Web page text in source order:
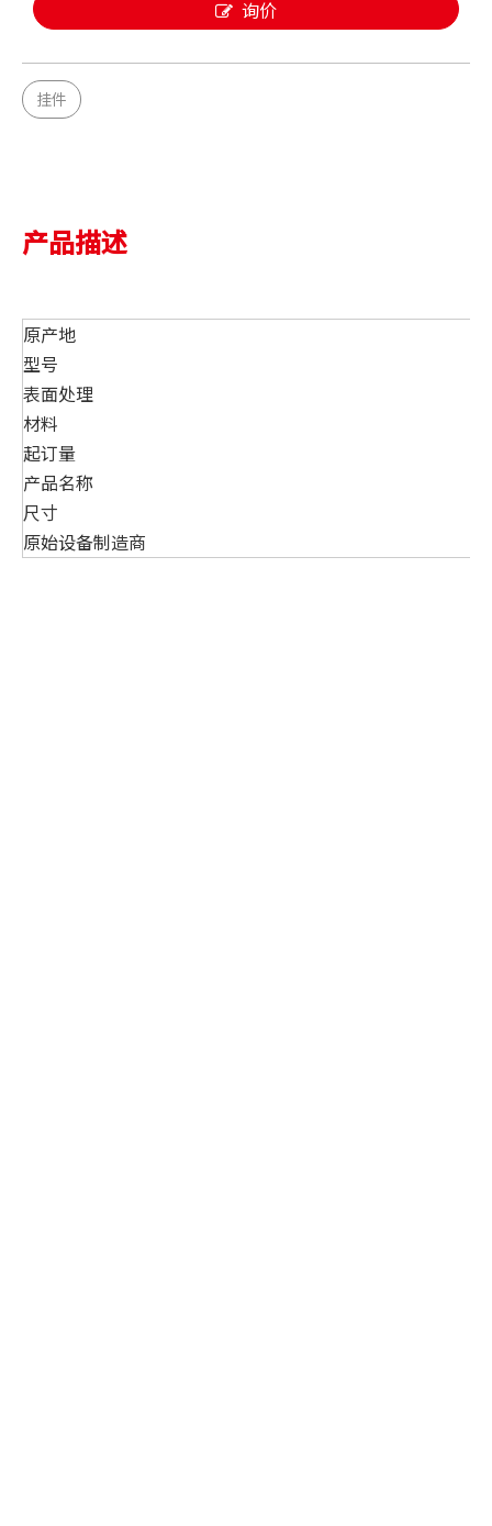
询价
挂件
产品描述
原产地
型号
表面处理
材料
起订量
产品名称
尺寸
原始设备制造商